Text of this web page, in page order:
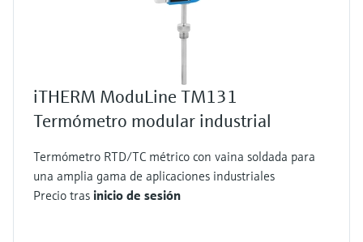
iTHERM ModuLine TM131
Termómetro modular industrial
Termómetro RTD/TC métrico con vaina soldada para
una amplia gama de aplicaciones industriales
Precio tras inicio de sesión